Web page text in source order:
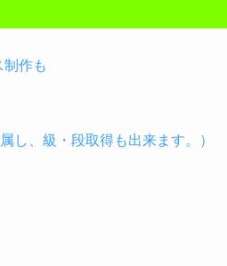
作も
し、級・段取得も出来ます。）